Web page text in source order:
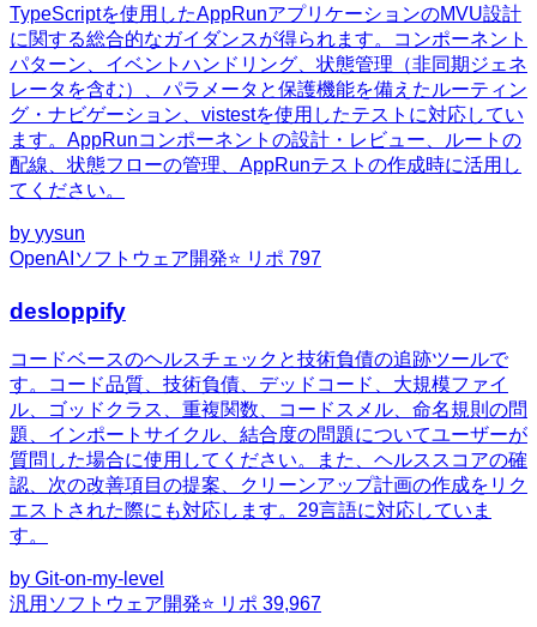
TypeScriptを使用したAppRunアプリケーションのMVU設計
に関する総合的なガイダンスが得られます。コンポーネント
パターン、イベントハンドリング、状態管理（非同期ジェネ
レータを含む）、パラメータと保護機能を備えたルーティン
グ・ナビゲーション、vistestを使用したテストに対応してい
ます。AppRunコンポーネントの設計・レビュー、ルートの
配線、状態フローの管理、AppRunテストの作成時に活用し
てください。
by yysun
OpenAI ソフトウェア開発⭐ リポ 797
desloppify
コードベースのヘルスチェックと技術負債の追跡ツールで
す。コード品質、技術負債、デッドコード、大規模ファイ
ル、ゴッドクラス、重複関数、コードスメル、命名規則の問
題、インポートサイクル、結合度の問題についてユーザーが
質問した場合に使用してください。また、ヘルススコアの確
認、次の改善項目の提案、クリーンアップ計画の作成をリク
エストされた際にも対応します。29言語に対応していま
す。
by Git-on-my-level
汎用 ソフトウェア開発⭐ リポ 39,967